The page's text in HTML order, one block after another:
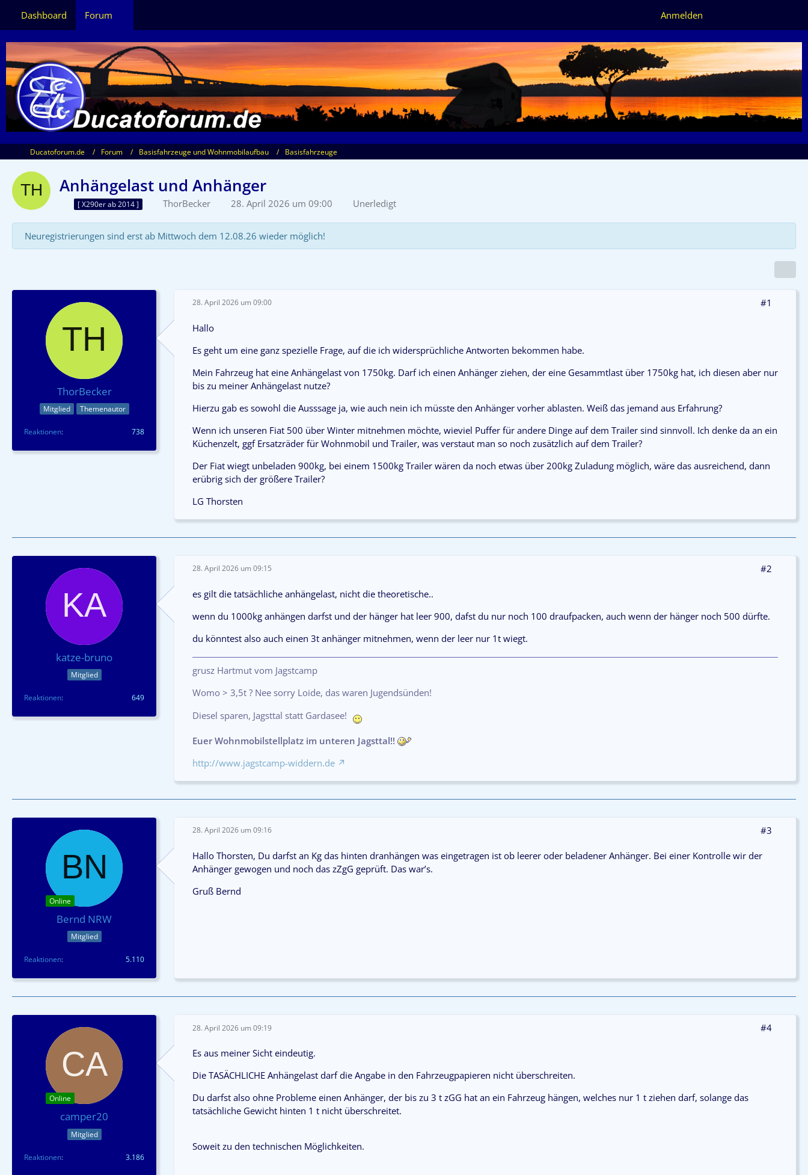
Dashboard Forum Anmelden
Ducatoforum.de Forum Basisfahrzeuge und Wohnmobilaufbau Basisfahrzeuge
Anhängelast und Anhänger
[ X290er ab 2014 ] ThorBecker 28. April 2026 um 09:00 Unerledigt
Neuregistrierungen sind erst ab Mittwoch dem 12.08.26 wieder möglich!
ThorBecker
Mitglied Themenautor
Reaktionen 738
28. April 2026 um 09:00 #1
Hallo
Es geht um eine ganz spezielle Frage, auf die ich widersprüchliche Antworten bekommen habe.
Mein Fahrzeug hat eine Anhängelast von 1750kg. Darf ich einen Anhänger ziehen, der eine Gesammtlast über 1750kg hat, ich diesen aber nur
bis zu meiner Anhängelast nutze?
Hierzu gab es sowohl die Ausssage ja, wie auch nein ich müsste den Anhänger vorher ablasten. Weiß das jemand aus Erfahrung?
Wenn ich unseren Fiat 500 über Winter mitnehmen möchte, wieviel Puffer für andere Dinge auf dem Trailer sind sinnvoll. Ich denke da an ein
Küchenzelt, ggf Ersatzräder für Wohnmobil und Trailer, was verstaut man so noch zusätzlich auf dem Trailer?
Der Fiat wiegt unbeladen 900kg, bei einem 1500kg Trailer wären da noch etwas über 200kg Zuladung möglich, wäre das ausreichend, dann
erübrig sich der größere Trailer?
LG Thorsten
katze-bruno
Mitglied
Reaktionen 649
28. April 2026 um 09:15 #2
es gilt die tatsächliche anhängelast, nicht die theoretische..
wenn du 1000kg anhängen darfst und der hänger hat leer 900, dafst du nur noch 100 draufpacken, auch wenn der hänger noch 500 dürfte.
du könntest also auch einen 3t anhänger mitnehmen, wenn der leer nur 1t wiegt.
grusz Hartmut vom Jagstcamp
Womo > 3,5t ? Nee sorry Loide, das waren Jugendsünden!
Diesel sparen, Jagsttal statt Gardasee!
Euer Wohnmobilstellplatz im unteren Jagsttal!!
http://www.jagstcamp-widdern.de
Online
Bernd NRW
Mitglied
Reaktionen 5.110
28. April 2026 um 09:16 #3
Hallo Thorsten, Du darfst an Kg das hinten dranhängen was eingetragen ist ob leerer oder beladener Anhänger. Bei einer Kontrolle wir der
Anhänger gewogen und noch das zZgG geprüft. Das war’s.
Gruß Bernd
Online
camper20
Mitglied
Reaktionen 3.186
28. April 2026 um 09:19 #4
Es aus meiner Sicht eindeutig.
Die TASÄCHLICHE Anhängelast darf die Angabe in den Fahrzeugpapieren nicht überschreiten.
Du darfst also ohne Probleme einen Anhänger, der bis zu 3 t zGG hat an ein Fahrzeug hängen, welches nur 1 t ziehen darf, solange das
tatsächliche Gewicht hinten 1 t nicht überschreitet.
Soweit zu den technischen Möglichkeiten.